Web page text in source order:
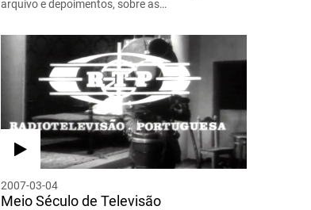
arquivo e depoimentos, sobre as…
2007-03-04
Meio Século de Televisão